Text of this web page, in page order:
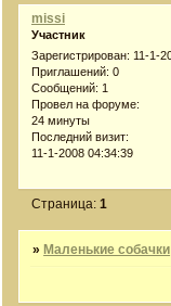
missi
Участник
Зарегистрирован: 11-1-
Приглашений: 0
Сообщений: 1
Провел на форуме:
24 минуты
Последний визит:
11-1-2008 04:34:39
Страница:1
» Маленькие собачки